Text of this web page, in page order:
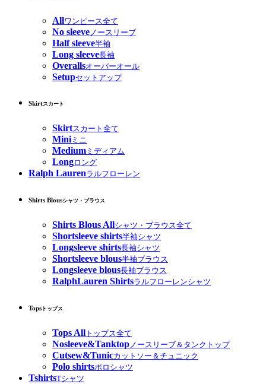
Allワンピース全て
No sleeve ノースリーブ
Half sleeve半袖
Long sleeve長袖
Overallsオーバーオール
Setupセットアップ
Skirtスカート
Skirtスカート全て
Miniミニ
Medium ミディアム
Longロング
Ralph Laurenラルフローレン
Shirts Blousシャツ・ブラウス
Shirts Blous Allシャツ・ブラウス全て
Shortsleeve shirts半袖シャツ
Longsleeve shirts長袖シャツ
Shortsleeve blous半袖ブラウス
Longsleeve blous長袖ブラウス
RalphLauren Shirtsラルフローレンシャツ
Tops トップス
Tops All トップス全て
Nosleeve&Tanktopノースリーブ＆タンクトップ
Cutsew&Tunicカットソー＆チュニック
Polo shirtsポロシャツ
TshirtsTシャツ